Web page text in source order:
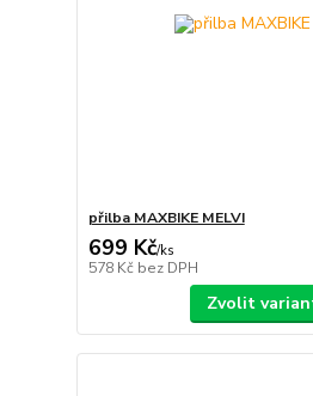
přilba MAXBIKE MELVI
699 Kč/ks
578 Kč bez DPH
Zvolit